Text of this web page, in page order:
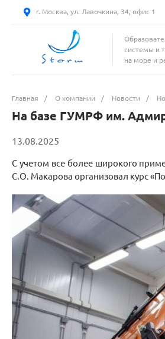
г. Москва, ул. Лавочкина, 34, офис 1
системы и
на море и
Главная / О компании / Новости /
На базе ГУМРФ им.
13.08.2025
С учетом все более широкого
С.О. Макарова организовал курс